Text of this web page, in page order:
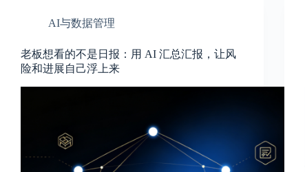
AI与数据管理
老板想看的不是日报：用 AI 汇总汇报，让风
险和进展自己浮上来